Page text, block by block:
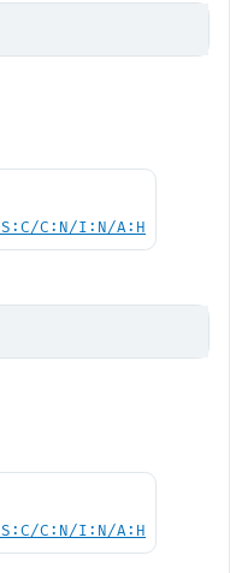
S:C/C:N/I:N/A:H
S:C/C:N/I:N/A:H